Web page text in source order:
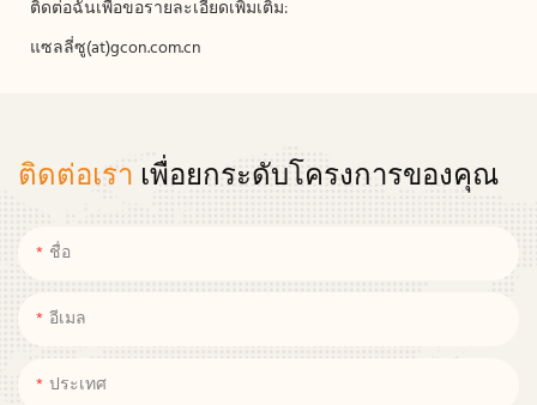
ติดต่อฉันเพื่อขอรายละเอียดเพิ่มเติม:
แซลลี่ซู(at)gcon.com.cn
ติดต่อเรา เพื่อยกระดับโครงการของคุณ
ชื่อ
อีเมล
ประเทศ